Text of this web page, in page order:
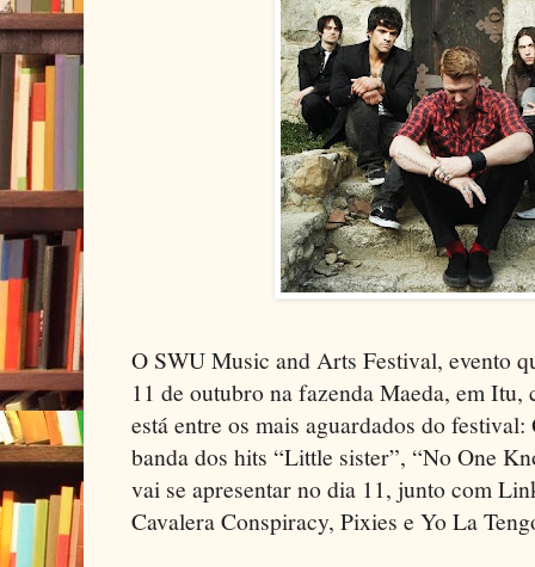
O SWU Music and Arts Festival, evento
11 de outubro na fazenda Maeda, em
está entre os mais aguardados do
banda dos hits “Little sister”, “No One
vai se apresentar no dia 11, junto com
Cavalera Conspiracy, Pixies e Yo La